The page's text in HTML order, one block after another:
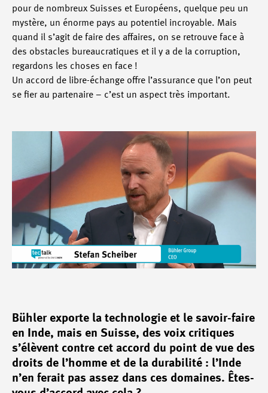
pour de nombreux Suisses et Européens, quelque peu un
mystère, un énorme pays au potentiel incroyable. Mais
quand il s’agit de faire des affaires, on se retrouve face à
des obstacles bureaucratiques et il y a de la corruption,
regardons les choses en face !
Un accord de libre-échange offre l’assurance que l’on peut
se fier au partenaire – c’est un aspect très important.
Bühler exporte la technologie et le savoir-faire
en Inde, mais en Suisse, des voix critiques
s’élèvent contre cet accord du point de vue des
droits de l’homme et de la durabilité : l’Inde
n’en ferait pas assez dans ces domaines. Êtes-